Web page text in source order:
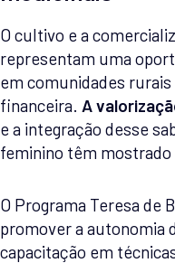
O cultivo e a
representam uma
em comunidades
financeira. A
e a integração desse
feminino têm
O Programa Teresa de
promover a autonomia
capacitação em